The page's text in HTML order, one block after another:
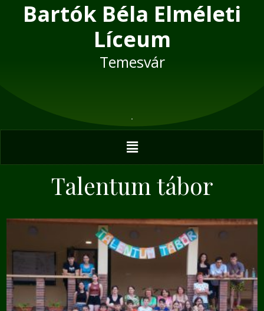
Bartók Béla Elméleti
Líceum
Temesvár
Menu
Talentum tábor